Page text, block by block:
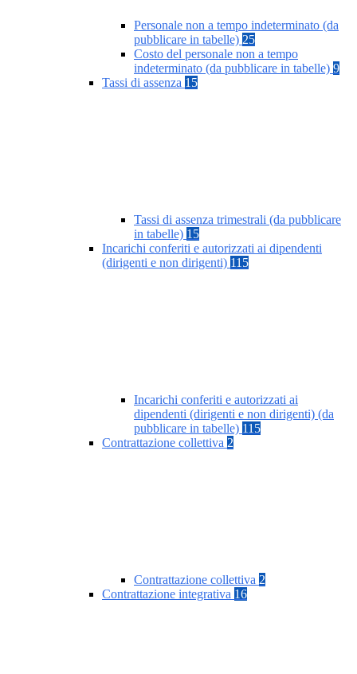
Personale non a tempo indeterminato (da
pubblicare in tabelle) 25
Costo del personale non a tempo
indeterminato (da pubblicare in tabelle) 9
Tassi di assenza 15
Tassi di assenza trimestrali (da pubblicare
in tabelle) 15
Incarichi conferiti e autorizzati ai dipendenti
(dirigenti e non dirigenti) 115
Incarichi conferiti e autorizzati ai
dipendenti (dirigenti e non dirigenti) (da
pubblicare in tabelle) 115
Contrattazione collettiva 2
Contrattazione collettiva 2
Contrattazione integrativa 16